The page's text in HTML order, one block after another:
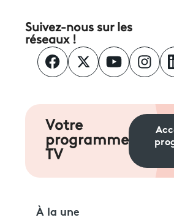
Suivez-nous sur les
réseaux !
Votre
programme
TV
À la une